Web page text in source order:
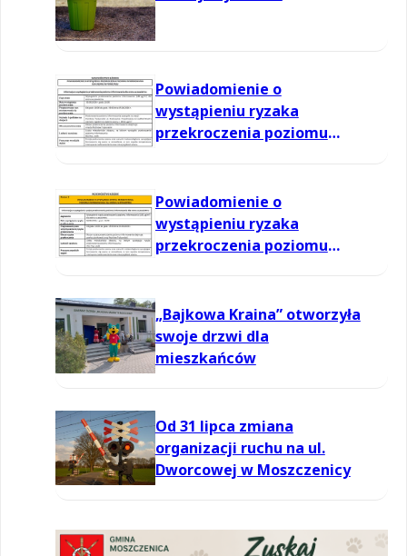
Powiadomienie o
wystąpieniu ryzaka
przekroczenia poziomu
Powiadomienie o
wystąpieniu ryzaka
przekroczenia poziomu
„Bajkowa Kraina” otworzyła
swoje drzwi dla
mieszkańców
Od 31 lipca zmiana
organizacji ruchu na ul.
Dworcowej w Moszczenicy